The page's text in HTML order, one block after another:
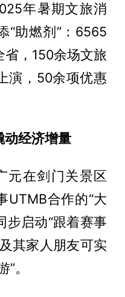
年暑期文旅消
“助燃剂”：6565
，150余场文旅
演，50余项优惠
动经济增量
元在剑门关景区
UTMB合作的“大
步启动“跟着赛事
其家人朋友可实
。